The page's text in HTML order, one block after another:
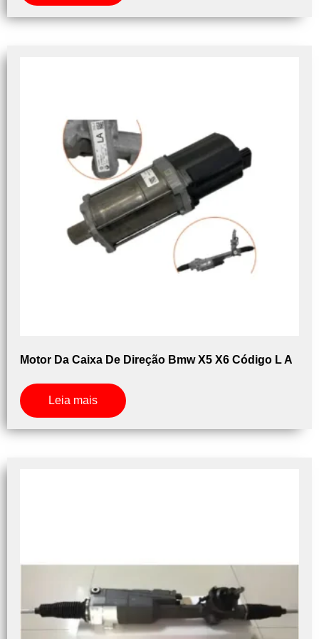
Motor Da Caixa De Direção Bmw X5 X6 Código L A
Leia mais